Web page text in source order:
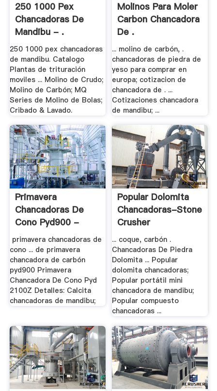
250 1000 Pex
Chancadoras De
Mandibu - .
250 1000 pex chancadoras
de mandibu. Catalogo
Plantas de trituración
moviles ... Molino de Crudo;
Molino de Carbón; MQ
Series de Molino de Bolas;
Cribado & Lavado.
Molinos Para Moler
Carbon Chancadora
De .
... molino de carbón, .
chancadoras de piedra de
yeso para comprar en
europa; cotizacion de
chancadora de . ...
Cotizaciones chancadora
de mandibu; ...
Primavera
Chancadoras De
Cono Pyd900 -
Xfhpj.xyz
primavera chancadoras de
cono ... de primavera
chancadora de carbón
pyd900 Primavera
Chancadora De Cono Pyd
2100Z Detalles: Calcita
chancadoras de mandibu;
Popular Dolomita
Chancadoras-Stone
Crusher
... coque, carbón .
Chancadoras De Piedra
Dolomita ... Popular
dolomita chancadoras;
Popular portátil mini
chancadora de mandibu;
Popular compuesto
chancadoras ...